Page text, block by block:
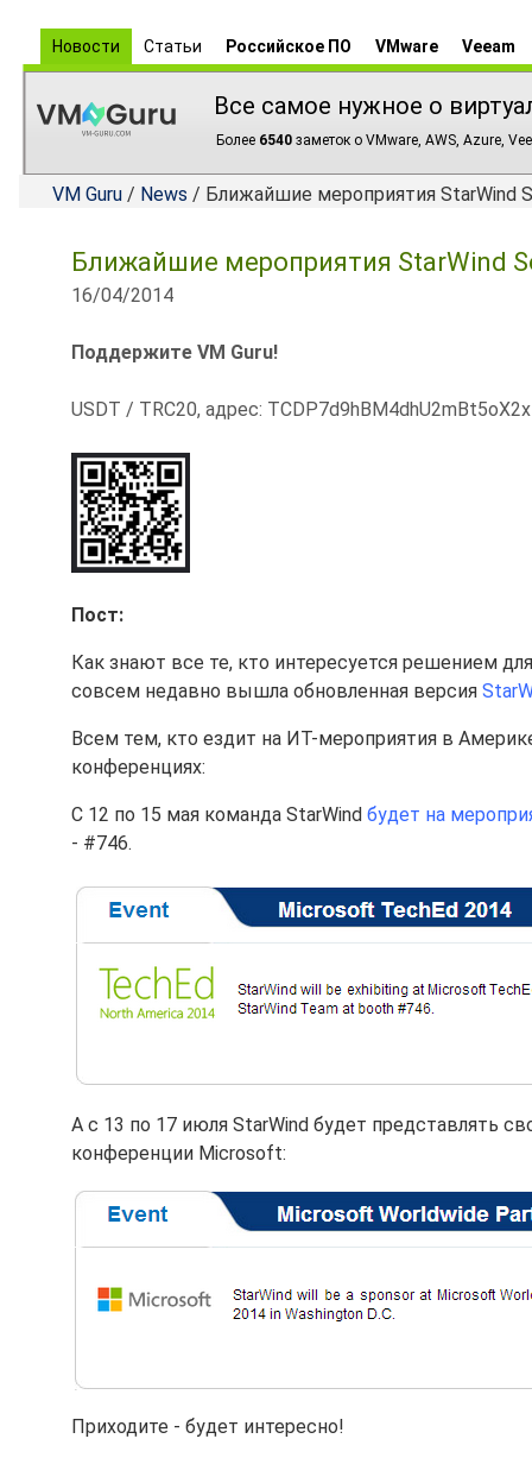
Новости Статьи Российское ПО VMware Veeam
Все самое нужное о
Более 6540 заметок о VMware, AWS, Azure,
VM Guru / News / Ближайшие мероприятия StarWind
Ближайшие мероприятия StarWind
16/04/2014
Поддержите VM Guru!
USDT / TRC20, адрес:
Пост:
Как знают все те, кто интересуется решением
совсем недавно вышла обновленная версия
Всем тем, кто ездит на ИТ-мероприятия в
конференциях:
С 12 по 15 мая команда StarWind будет на
- #746.
А с 13 по 17 июля StarWind будет представлять
конференции Microsoft:
Приходите - будет интересно!